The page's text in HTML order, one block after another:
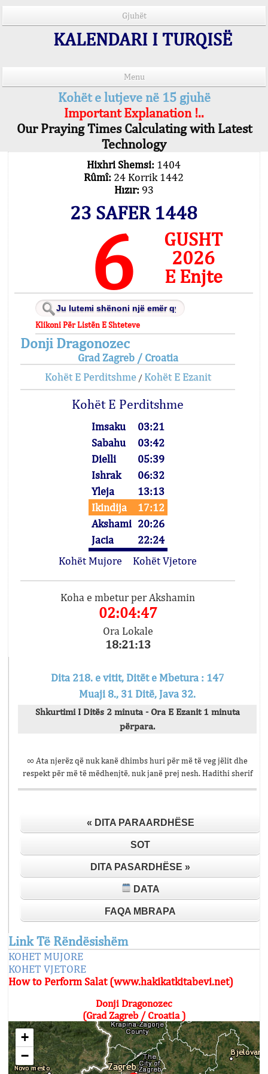
Gjuhët
KALENDARI I TURQISË
Menu
Kohët e lutjeve në 15 gjuhë
Important Explanation !..
Our Praying Times Calculating with Latest
Technology
Hixhri Shemsi: 1404
Rûmî: 24 Korrik 1442
Hızır: 93
23 SAFER 1448
6
GUSHT
2026
E Enjte
Klikoni Për Listën E Shteteve
Donji Dragonozec
Grad Zagreb / Croatia
Kohët E Perditshme/ Kohët E Ezanit
Kohët E Perditshme
Imsaku
03:21
Sabahu
03:42
Dielli
05:39
Ishrak
06:32
Yleja
13:13
Ikindija
17:12
Akshami 20:26
Jacia
22:24
Kohët Mujore
Kohët Vjetore
Koha e mbetur per Akshamin
02:04:47
Ora Lokale
18:21:13
Dita 218. e vitit, Ditët e Mbetura : 147
Muaji 8., 31 Ditë, Java 32.
Shkurtimi I Ditës 2 minuta - Ora E Ezanit 1 minuta
përpara.
∞ Ata njerëz që nuk kanë dhimbs huri për më të veg jëlit dhe
respekt për më të mëdhenjtë, nuk janë prej nesh. Hadithi sherif
« DITA PARAARDHËSE
SOT
DITA PASARDHËSE »
DATA
FAQA MBRAPA
Link Të Rëndësishëm
KOHET MUJORE
KOHET VJETORE
How to Perform Salat (www.hakikatkitabevi.net)
Donji Dragonozec
(Grad Zagreb / Croatia )
+
−